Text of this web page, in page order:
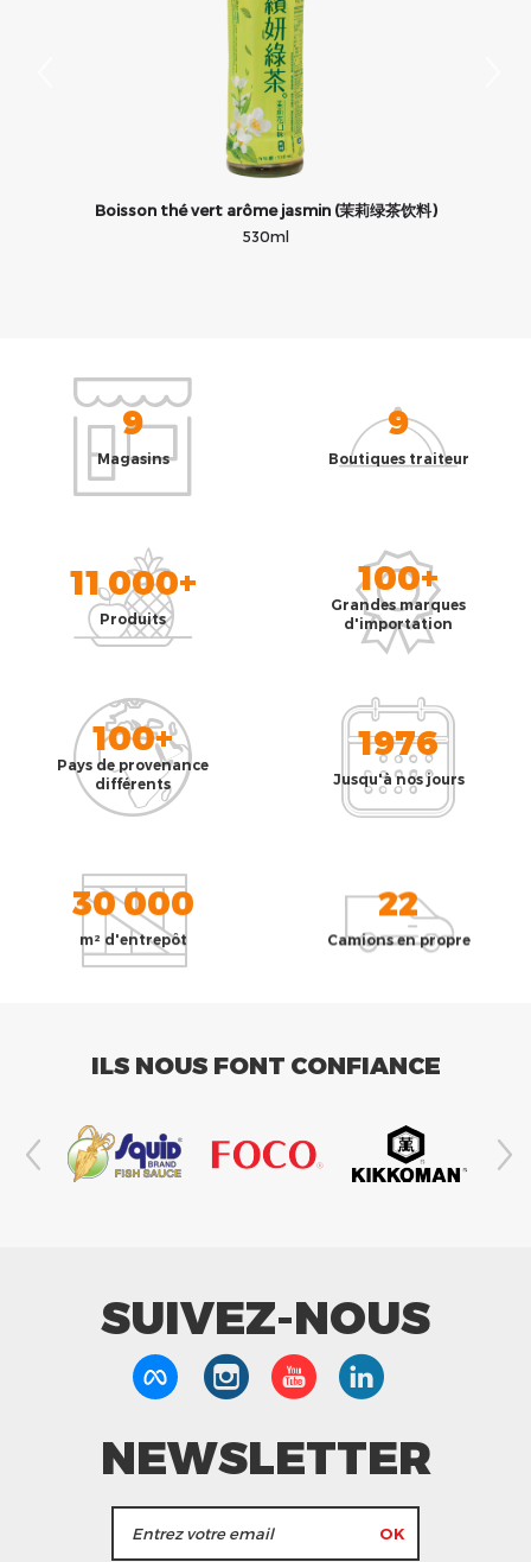
Boisson thé vert arôme jasmin (茉莉绿茶饮料)
530ml
9
Magasins
9
Boutiques traiteur
11 000+
Produits
100+
Grandes marques
d'importation
100+
Pays de provenance
différents
1976
Jusqu'à nos jours
30 000
m² d'entrepôt
22
Camions en propre
ILS NOUS FONT CONFIANCE
SUIVEZ-NOUS
NEWSLETTER